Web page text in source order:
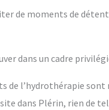
de moments de
dans un cadre
de l’hydrothérapie
dans Plérin, rien de